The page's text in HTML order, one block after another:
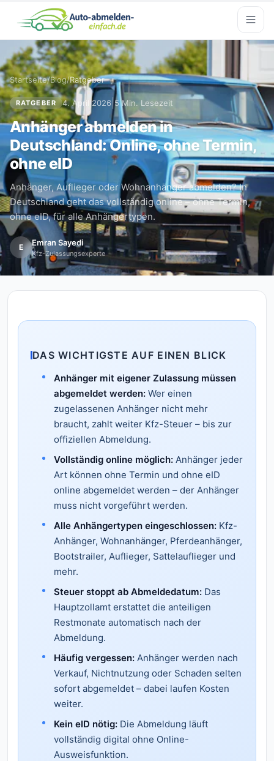
Startseite/Blog/Ratgeber
RATGEBER 4. April 2026|5 Min. Lesezeit
Anhänger abmelden in
Deutschland: Online, ohne Termin,
ohne eID
Anhänger, Auflieger oder Wohnanhänger abmelden? In
Deutschland geht das vollständig online – ohne Termin,
ohne eID, für alle Anhängertypen.
E Emran Sayedi
Kfz-Zulassungsexperte
DAS WICHTIGSTE AUF EINEN BLICK
Anhänger mit eigener Zulassung müssen
abgemeldet werden:Wer einen
zugelassenen Anhänger nicht mehr
braucht, zahlt weiter Kfz-Steuer – bis zur
offiziellen Abmeldung.
Vollständig online möglich:Anhänger jeder
Art können ohne Termin und ohne eID
online abgemeldet werden – der Anhänger
muss nicht vorgeführt werden.
Alle Anhängertypen eingeschlossen:Kfz-
Anhänger, Wohnanhänger, Pferdeanhänger,
Bootstrailer, Auflieger, Sattelauflieger und
mehr.
Steuer stoppt ab Abmeldedatum:Das
Hauptzollamt erstattet die anteiligen
Restmonate automatisch nach der
Abmeldung.
Häufig vergessen:Anhänger werden nach
Verkauf, Nichtnutzung oder Schaden selten
sofort abgemeldet – dabei laufen Kosten
weiter.
Kein eID nötig:Die Abmeldung läuft
vollständig digital ohne Online-
Ausweisfunktion.